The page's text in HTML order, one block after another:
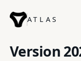
ATLAS
Version